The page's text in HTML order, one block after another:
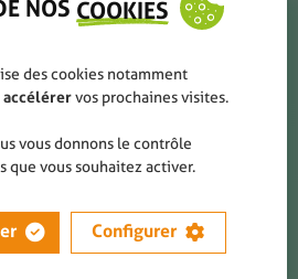
NOS COOKIES
des cookies notamment
accélérervos prochaines visites.
vous donnons le contrôle
que vous souhaitez activer.
Configurer